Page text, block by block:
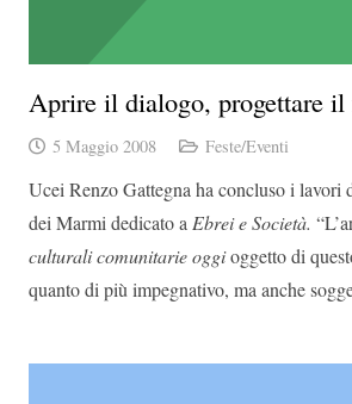
Aprire il dialogo, progettare
5 Maggio 2008 Feste/Eventi
Ucei Renzo Gattegna ha concluso i lavori
dei Marmi dedicato a Ebrei e Società.
culturali comunitarie oggioggetto di
quanto di più impegnativo, ma anche